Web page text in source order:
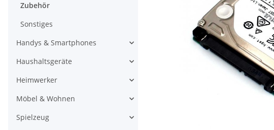
Zubehör
Sonstiges
Handys & Smartphones
Haushaltsgeräte
Heimwerker
Möbel & Wohnen
Spielzeug